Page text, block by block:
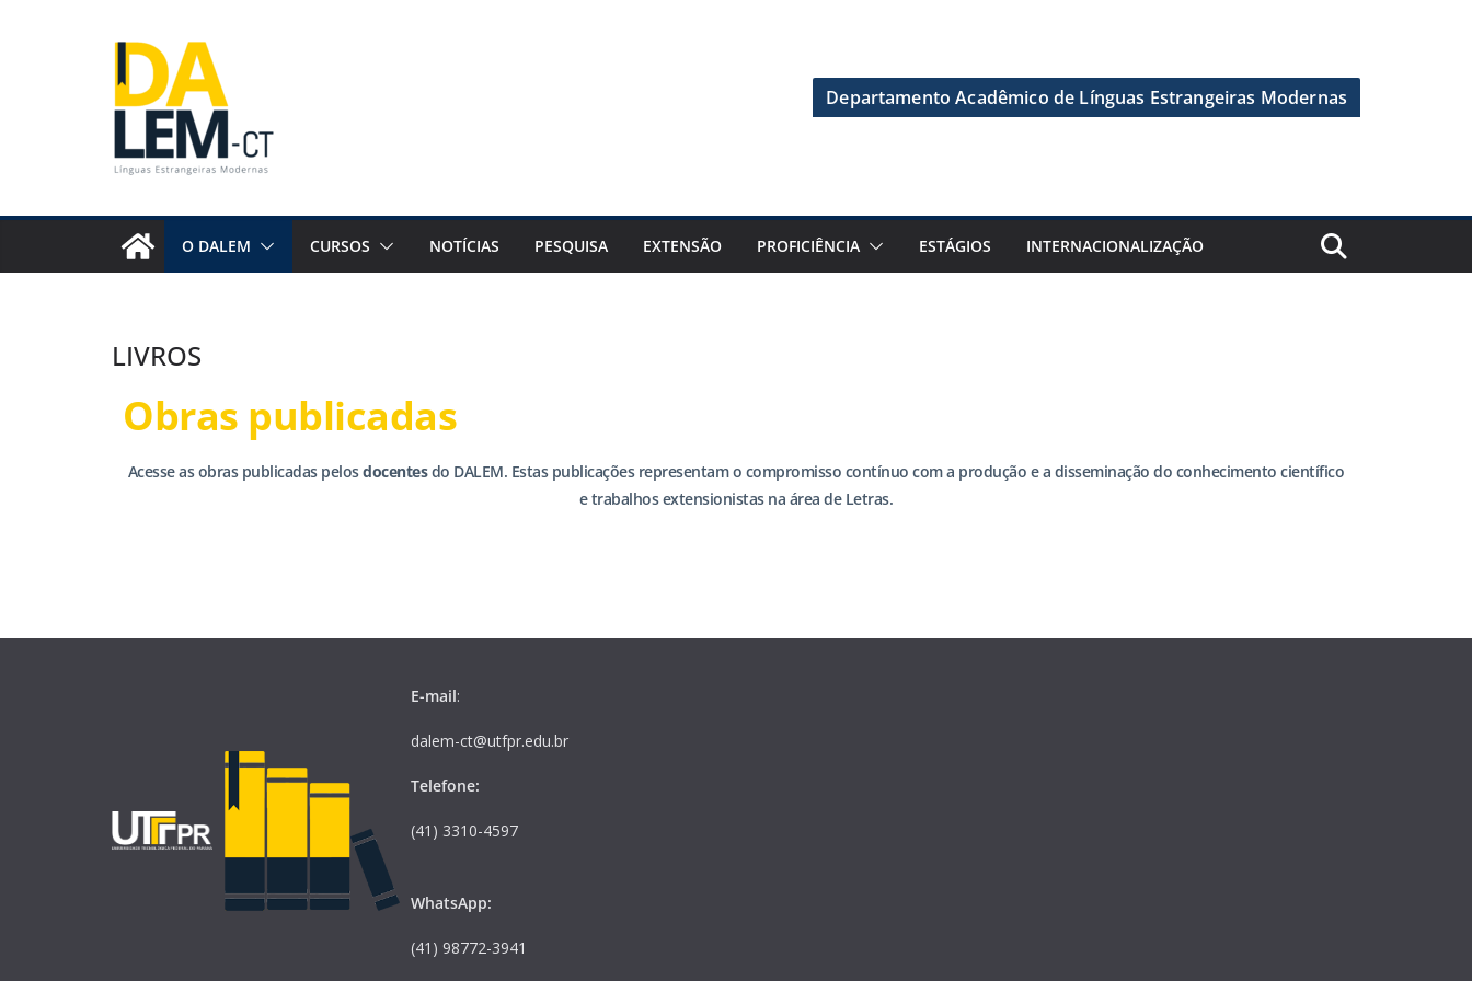
Departamento Acadêmico de Línguas Estrangeiras Modernas
O DALEM CURSOS NOTÍCIAS PESQUISA EXTENSÃO PROFICIÊNCIA ESTÁGIOS INTERNACIONALIZAÇÃO
LIVROS
Obras publicadas
Acesse as obras publicadas pelosdocentesdo DALEM. Estas publicações representam o compromisso contínuo com a produção e a disseminação do conhecimento científico
e trabalhos extensionistas na área de Letras.
E-mail:
dalem-ct@utfpr.edu.br
Telefone:
(41) 3310-4597
WhatsApp:
(41) 98772-3941